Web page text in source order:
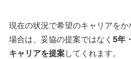
現在の状況で希望のキャリアを
場合は、妥協の提案ではなく 5年
キャリアを提案してくれます。